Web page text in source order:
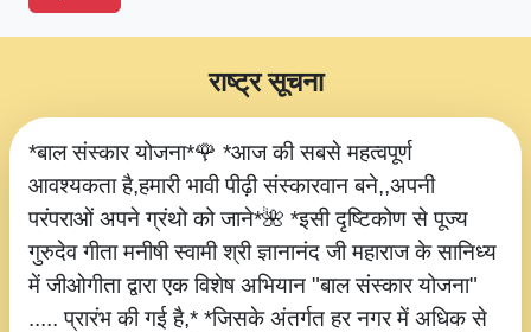
*बाल संस्कार योजना*🌹 *आज की सबसे महत्वपूर्ण
आवश्यकता है,हमारी भावी पीढ़ी संस्कारवान बने,,अपनी
परंपराओं अपने ग्रंथो को जाने*🌺 *इसी दृष्टिकोण से पूज्य
गुरुदेव गीता मनीषी स्वामी श्री ज्ञानानंद जी महाराज के सानिध्य
में जीओगीता द्वारा एक विशेष अभियान "बाल संस्कार योजना"
..... प्रारंभ की गई है,* *जिसके अंतर्गत हर नगर में अधिक से
राष्ट्र सूचना